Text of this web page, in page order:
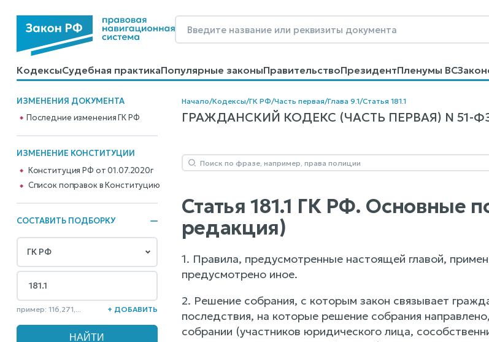
КодексыСудебная практикаПопулярные законыПравительствоПрезидентПленумы ВС
КалькуляторыСправочные материалыОбразцы договоровКонтактыПомощьПоиск
ИЗМЕНЕНИЯ ДОКУМЕНТА
Последние изменения ГК РФ
ИЗМЕНЕНИЕ КОНСТИТУЦИИ
Конституция РФ от 01.07.2020г
Cписок поправок в Конституцию
СОСТАВИТЬ ПОДБОРКУ
пример: 116,271,... + ДОБАВИТЬ
Начало/Кодексы/ГК РФ/Часть первая/Глава 9.1/Статья 181.1
ГРАЖДАНСКИЙ КОДЕКС (ЧАСТЬ ПЕРВАЯ) N 51-ФЗ,
Статья 181.1 ГК РФ. Основные
редакция)
1. Правила, предусмотренные настоящей главой,
предусмотрено иное.
2. Решение собрания, с которым закон связывает
последствия, на которые решение собрания
собрании (участников юридического лица,